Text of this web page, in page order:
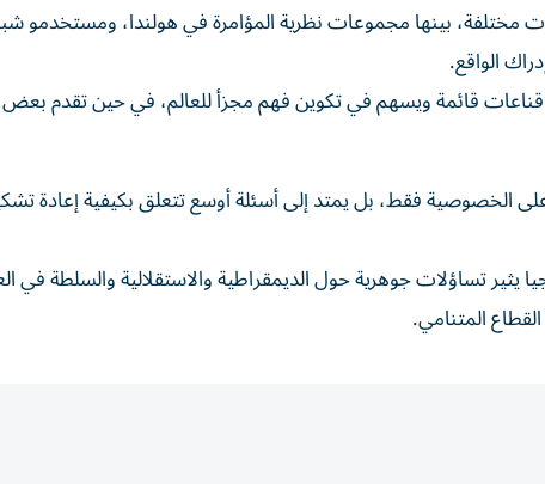
بيجنون مجتمعات مختلفة، بينها مجموعات نظرية المؤامرة في هولندا، ومستخدمو
الواقع.
قائمة ويسهم في تكوين فهم مجزأ للعالم، في حين تقدم
الخصوصية فقط، بل يمتد إلى أسئلة أوسع تتعلق بكيفية إعادة
تساؤلات جوهرية حول الديمقراطية والاستقلالية والسلطة في
المتنامي.